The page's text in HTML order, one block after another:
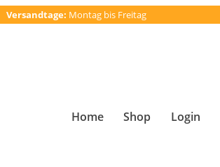
Versandtage: Montag bis Freitag
Home Shop Login